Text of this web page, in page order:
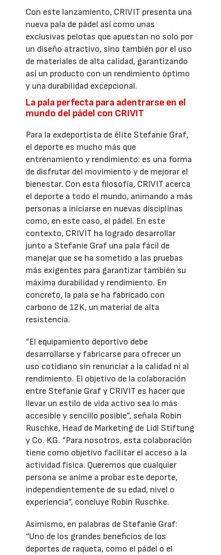
Con este lanzamiento, CRIVIT presenta una
nueva pala de pádel así como unas
exclusivas pelotas que apuestan no solo por
un diseño atractivo, sino también por el uso
de materiales de alta calidad, garantizando
así un producto con un rendimiento óptimo
y una durabilidad excepcional.
La pala perfecta para adentrarse en el
mundo del pádel con CRIVIT
Para la exdeportista de élite Stefanie Graf,
el deporte es mucho más que
entrenamiento y rendimiento: es una forma
de disfrutar del movimiento y de mejorar el
bienestar. Con esta filosofía, CRIVIT acerca
el deporte a todo el mundo, animando a más
personas a iniciarse en nuevas disciplinas
como, en este caso, el pádel. En este
contexto, CRIVIT ha logrado desarrollar
junto a Stefanie Graf una pala fácil de
manejar que se ha sometido a las pruebas
más exigentes para garantizar también su
máxima durabilidad y rendimiento. En
concreto, la pala se ha fabricado con
carbono de 12K, un material de alta
resistencia.
“El equipamiento deportivo debe
desarrollarse y fabricarse para ofrecer un
uso cotidiano sin renunciar a la calidad ni al
rendimiento. El objetivo de la colaboración
entre Stefanie Graf y CRIVIT es hacer que
llevar un estilo de vida activo sea lo más
accesible y sencillo posible”, señala Robin
Ruschke, Head de Marketing de Lidl Stiftung
y Co. KG. “Para nosotros, esta colaboración
tiene como objetivo facilitar el acceso a la
actividad física. Queremos que cualquier
persona se anime a probar este deporte,
independientemente de su edad, nivel o
experiencia”, concluye Robin Ruschke.
Asimismo, en palabras de Stefanie Graf:
“Uno de los grandes beneficios de los
deportes de raqueta, como el pádel o el